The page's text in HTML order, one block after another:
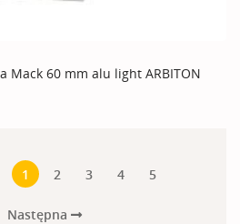
Mack 60 mm alu light ARBITON
1 2 3 4 5
Następna